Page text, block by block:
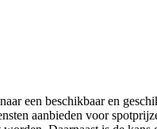
een beschikbaar en
aanbieden voor